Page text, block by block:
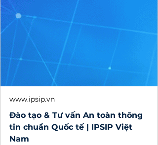
www.ipsip.vn
Đào tạo & Tư vấn An toàn thông
tin chuẩn Quốc tế | IPSIP Việt
Nam